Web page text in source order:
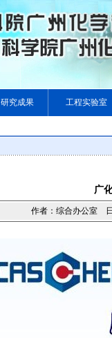
研究成果 工程实验室
广
作者：综合办公室